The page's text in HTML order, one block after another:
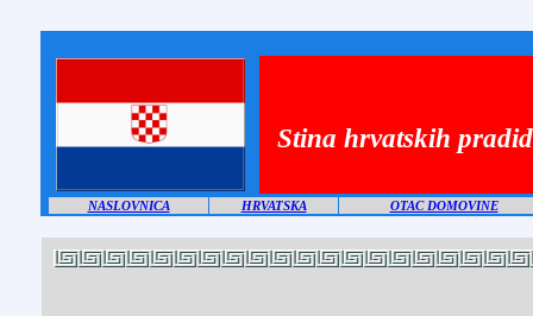
Stina hrvatskih
NASLOVNICA HRVATSKA OTAC DOMOVINE